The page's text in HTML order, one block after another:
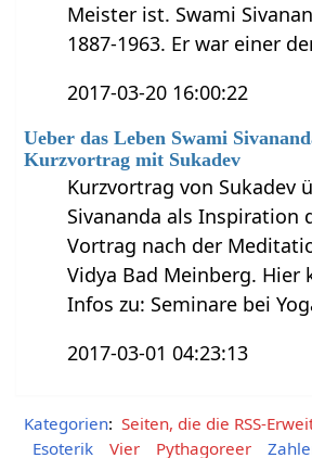
Meister ist. Swami
1887-1963. Er war einer
2017-03-20 16:00:22
Ueber das Leben Swami
Kurzvortrag mit Sukadev
Kurzvortrag von Sukadev
Sivananda als Inspiration
Vortrag nach der
Vidya Bad Meinberg.
Infos zu: Seminare bei
2017-03-01 04:23:13
Kategorien: Seiten, die die RSS-
Esoterik
Vier Pythagoreer